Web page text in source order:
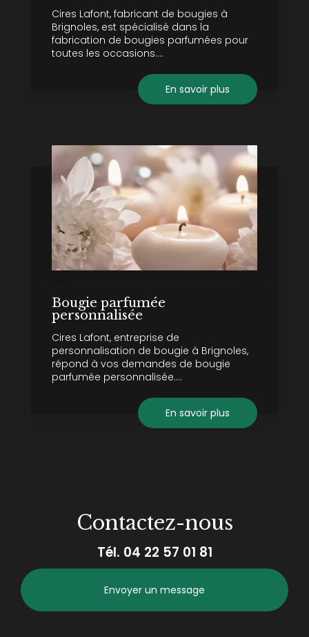
Cires Lafont, fabricant de bougies à
Brignoles, est spécialisé dans la
fabrication de bougies parfumées pour
toutes les occasions....
En savoir plus
Bougie parfumée
personnalisée
Cires Lafont, entreprise de
personnalisation de bougie à Brignoles,
répond à vos demandes de bougie
parfumée personnalisée....
En savoir plus
Contactez-nous
Tél. 04 22 57 01 81
Envoyer un message